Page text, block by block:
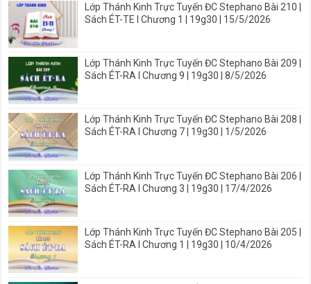
Lớp Thánh Kinh Trực Tuyến ĐC Stephano Bài 210 |
Sách ÉT-TE I Chương 1 | 19g30 | 15/5/2026
Lớp Thánh Kinh Trực Tuyến ĐC Stephano Bài 209 |
Sách ÉT-RA I Chương 9 | 19g30 | 8/5/2026
Lớp Thánh Kinh Trực Tuyến ĐC Stephano Bài 208 |
Sách ÉT-RA I Chương 7 | 19g30 | 1/5/2026
Lớp Thánh Kinh Trực Tuyến ĐC Stephano Bài 206 |
Sách ÉT-RA I Chương 3 | 19g30 | 17/4/2026
Lớp Thánh Kinh Trực Tuyến ĐC Stephano Bài 205 |
Sách ÉT-RA I Chương 1 | 19g30 | 10/4/2026